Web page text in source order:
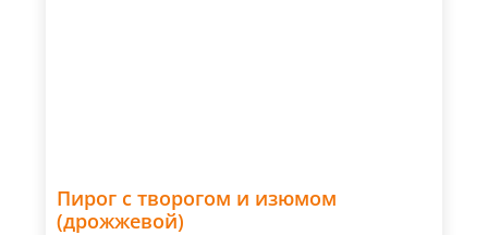
Пирог с творогом и изюмом
(дрожжевой)